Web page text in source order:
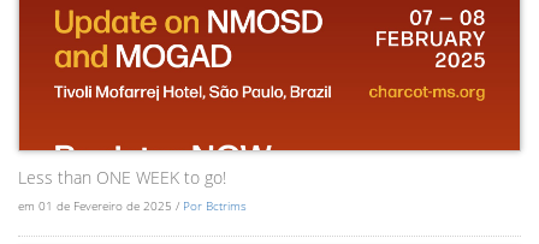
Less than ONE WEEK to go!
em 01 de Fevereiro de 2025 / Por Bctrims